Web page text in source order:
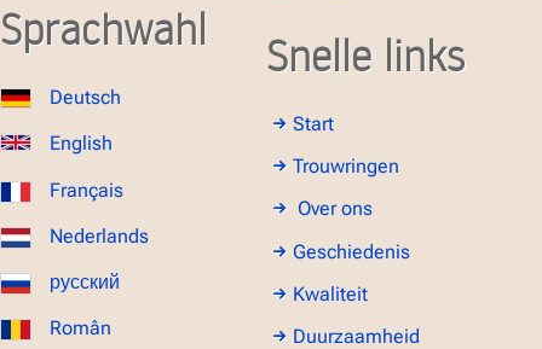
Sprachwahl
Deutsch
English
Français
Nederlands
русский
Român
Snelle links
Start
Trouwringen
Over ons
Geschiedenis
Kwaliteit
Duurzaamheid